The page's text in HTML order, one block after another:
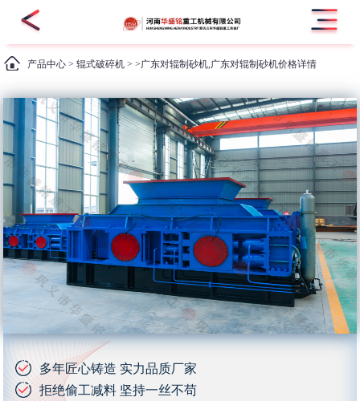
产品中心 >辊式破碎机 > >广东对辊制砂机,广东对辊制砂机价格详情
多年匠心铸造 实力品质厂家
拒绝偷工减料 坚持一丝不苟